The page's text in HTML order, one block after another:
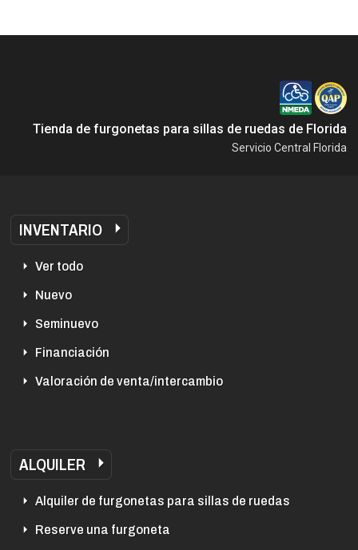
Tienda de furgonetas para sillas de ruedas de Florida
Servicio Central Florida
INVENTARIO
Ver todo
Nuevo
Seminuevo
Financiación
Valoración de venta/intercambio
ALQUILER
Alquiler de furgonetas para sillas de ruedas
Reserve una furgoneta